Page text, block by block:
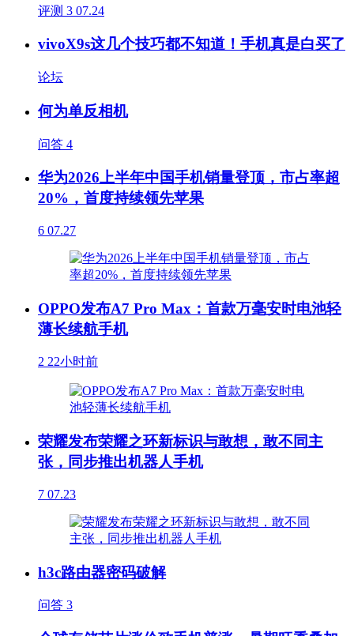
评测 3 07.24
vivoX9s这几个技巧都不知道！手机真是白买了
论坛
何为单反相机
问答 4
华为2026上半年中国手机销量登顶，市占率超
20%，首度持续领先苹果
6 07.27
OPPO发布A7 Pro Max：首款万毫安时电池轻
薄长续航手机
2 22小时前
荣耀发布荣耀之环新标识与敢想，敢不同主
张，同步推出机器人手机
7 07.23
h3c路由器密码破解
问答 3